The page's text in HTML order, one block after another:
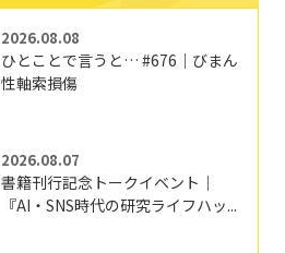
2026.08.08
ひとことで言うと… #676｜びまん
性軸索損傷
2026.08.07
書籍刊行記念トークイベント｜
『AI・SNS時代の研究ライフハッ...